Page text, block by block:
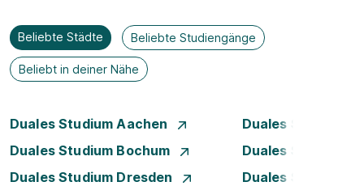
Beliebte Städte Beliebte Studiengänge
Beliebt in deiner Nähe
Duales Studium Aachen
Duales Studium
Duales Studium Bochum
Duales Studium
Duales Studium Dresden
Duales Studium